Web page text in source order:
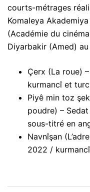
courts-métrages
Komaleya
(Académie du
Diyarbakir (Amed)
Çerx (La roue)
kurmancî et
Piyê min toz
poudre) –
sous-titré en
Navnîşan
2022 /